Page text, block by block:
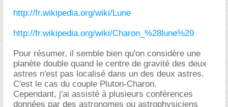
http://fr.wikipedia.org/wiki/Lune
http://fr.wikipedia.org/wiki/Charon_%28lune%29
Pour résumer, il semble bien qu'on considère une
planète double quand le centre de gravité des deux
astres n'est pas localisé dans un des deux astres.
C'est le cas du couple Pluton-Charon.
Cependant, j'ai assisté à plusieurs conférences
données par des astronomes ou astrophysiciens